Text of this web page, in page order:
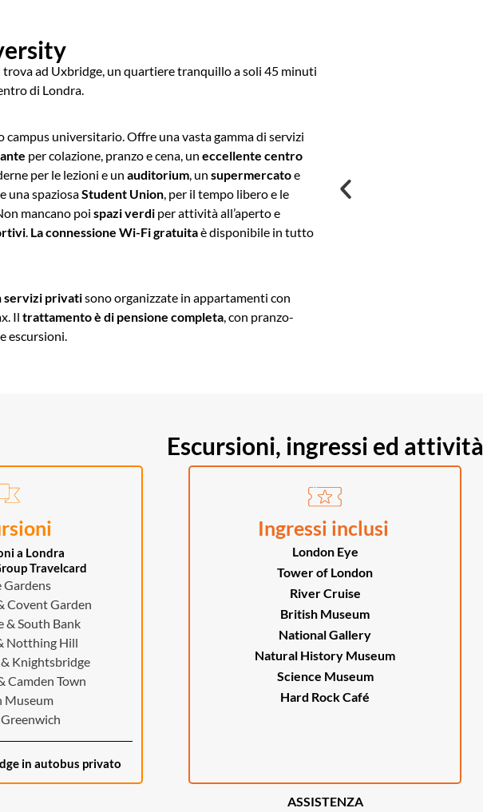
trova ad Uxbridge, un quartiere tranquillo a soli 45 minuti
di Londra.
campus universitario. Offre una vasta gamma di servizi
per colazione, pranzo e cena, un eccellente centro
per le lezioni e un auditorium, un supermercatoe
una spaziosaStudent Union, per il tempo libero e le
mancano poi spazi verdi per attività all’aperto e
. La connessione Wi-Fi gratuitaè disponibile in tutto
servizi privatisono organizzate in appartamenti con
Il trattamento è di pensione completa, con pranzo-
escursioni.
ASSISTENZA
a Londra
Travelcard
Gardens
Covent Garden
& South Bank
Notthing Hill
Knightsbridge
Camden Town
Museum
in autobus privato
Ingressi inclusi
London Eye
Tower of London
River Cruise
British Museum
National Gallery
Natural History Museum
Science Museum
Hard Rock Café
Escursioni, ingressi ed attività